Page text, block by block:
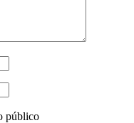
público